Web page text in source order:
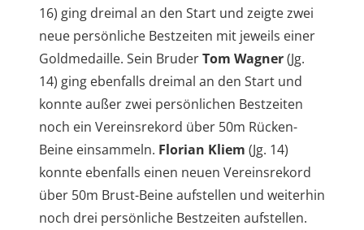
16) ging dreimal an den Start und zeigte zwei
neue persönliche Bestzeiten mit jeweils einer
Goldmedaille. Sein BruderTom Wagner(Jg.
14) ging ebenfalls dreimal an den Start und
konnte außer zwei persönlichen Bestzeiten
noch ein Vereinsrekord über 50m Rücken-
Beine einsammeln. Florian Kliem (Jg. 14)
konnte ebenfalls einen neuen Vereinsrekord
über 50m Brust-Beine aufstellen und weiterhin
noch drei persönliche Bestzeiten aufstellen.